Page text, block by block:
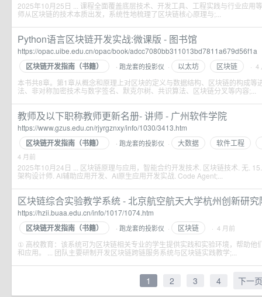
2025年10月25日 ... 课程全面覆盖底层技术、开发工具、工程实践与行业应用
师从区块链的技术本质出发，系统性地梳理了区块链核心原理与;...
Python语言区块链开发实战:微课版 - 图书馆
https://opac.uibe.edu.cn/opac/book/adcc7080bb311013bd7811a679d56f1a
区块链开发指南（书籍） · 跑龙套的投影仪 · 以太坊 区块链 · 4
本书共8章。第1章从概念和原理上对区块的定义与数据结构、区块链的构成等
法、非对称加密技术与数字签名、默克尔树、共识算法、区块链分叉等内容;...
教师及以下职称教师更新名册- 讲师 - 广州软件学院
https://www.gzus.edu.cn/rjyrgznxy/info/1030/3413.htm
区块链开发指南（书籍） · 跑龙套的投影仪 · 大数据 软件工程
4 月前
2025年10月24日 ... 区块链原理与应用，智能合约开发技术. 区块链技术. 无.
架构设计师. AI辅助应用开发、AI原生应用开发实战. Code Agent;...
区块链综合实验教学系统 - 北京航空航天大学杭州创新研究
https://hzii.buaa.edu.cn/info/1017/1074.htm
区块链开发指南（书籍） · 跑龙套的投影仪 · 区块链 · 4 月前
① 高校教育：该系统可为区块链相关专业的学生提供实践和实验环境，帮助他
和应用。 ... 团队主要研制开发区块链跨链服务系统与区块链实践教学;...
1 2 3 4 下一页